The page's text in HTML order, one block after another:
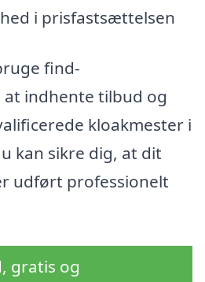
i prisfastsættelsen
find-
at indhente tilbud og
kloakmester i
kan sikre dig, at dit
udført professionelt
gratis og